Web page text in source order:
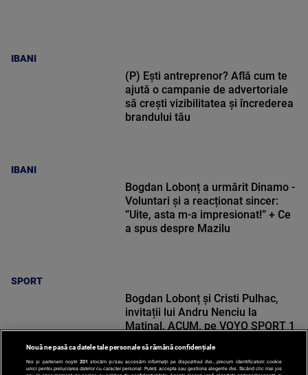
IBANI
IBANI
(P) Ești antreprenor? Află cum te
ajută o campanie de advertoriale
să crești vizibilitatea și încrederea
brandului tău
SPORT
Bogdan Lobonț a urmărit Dinamo -
Voluntari și a reacționat sincer:
”Uite, asta m-a impresionat!” + Ce
a spus despre Mazilu
Bogdan Lobonț și Cristi Pulhac,
invitații lui Andru Nenciu la
Matinal, ACUM, pe VOYO SPORT 1
Nouă ne pasă ca datele tale personale să rămână confidențiale
Noi și partenerii noștri 201 stocăm și/sau accesăm informații pe dispozitivul dvs., precum identificatorii cookie
unici pentru prelucrarea datelor cu caracter personal. Puteți accepta sau gestiona alegerile dvs. făcând clic mai jos